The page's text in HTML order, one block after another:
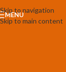
Skip to navigation
Skip to main content
MENU